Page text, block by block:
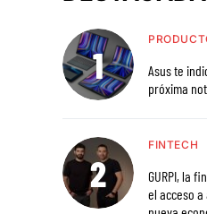
Asus te
próxima
FINTECH
GURPI, la
el acceso